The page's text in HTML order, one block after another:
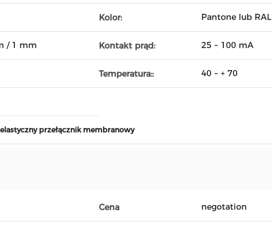
Kolor: Pantone lub RAL
/ 1 mm Kontakt prąd: 25 ~ 100 mA
Temperatura:: 40 ~ + 70
elastyczny przełącznik membranowy
Cena negotation